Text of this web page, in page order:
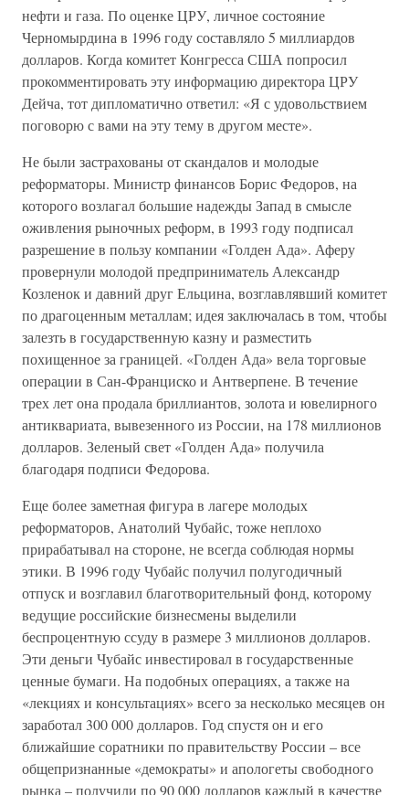
нефти и газа. По оценке ЦРУ, личное состояние
Черномырдина в 1996 году составляло 5 миллиардов
долларов. Когда комитет Конгресса США попросил
прокомментировать эту информацию директора ЦРУ
Дейча, тот дипломатично ответил: «Я с удовольствием
поговорю с вами на эту тему в другом месте».
Не были застрахованы от скандалов и молодые
реформаторы. Министр финансов Борис Федоров, на
которого возлагал большие надежды Запад в смысле
оживления рыночных реформ, в 1993 году подписал
разрешение в пользу компании «Голден Ада». Аферу
провернули молодой предприниматель Александр
Козленок и давний друг Ельцина, возглавлявший комитет
по драгоценным металлам; идея заключалась в том, чтобы
залезть в государственную казну и разместить
похищенное за границей. «Голден Ада» вела торговые
операции в Сан-Франциско и Антверпене. В течение
трех лет она продала бриллиантов, золота и ювелирного
антиквариата, вывезенного из России, на 178 миллионов
долларов. Зеленый свет «Голден Ада» получила
благодаря подписи Федорова.
Еще более заметная фигура в лагере молодых
реформаторов, Анатолий Чубайс, тоже неплохо
прирабатывал на стороне, не всегда соблюдая нормы
этики. В 1996 году Чубайс получил полугодичный
отпуск и возглавил благотворительный фонд, которому
ведущие российские бизнесмены выделили
беспроцентную ссуду в размере 3 миллионов долларов.
Эти деньги Чубайс инвестировал в государственные
ценные бумаги. На подобных операциях, а также на
«лекциях и консультациях» всего за несколько месяцев он
заработал 300 000 долларов. Год спустя он и его
ближайшие соратники по правительству России – все
общепризнанные «демократы» и апологеты свободного
рынка – получили по 90 000 долларов каждый в качестве